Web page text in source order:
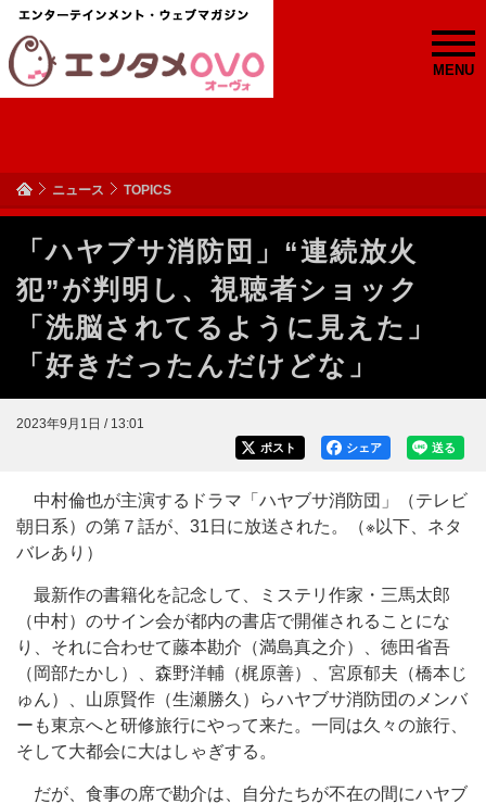
MENU
ニュース TOPICS
「ハヤブサ消防団」“連続放火
犯”が判明し、視聴者ショック
「洗脳されてるように見えた」
「好きだったんだけどな」
2023年9月1日 / 13:01
送る
シェア
ポスト
中村倫也が主演するドラマ「ハヤブサ消防団」（テレビ
朝日系）の第７話が、31日に放送された。（※以下、ネタ
バレあり）
最新作の書籍化を記念して、ミステリ作家・三馬太郎
（中村）のサイン会が都内の書店で開催されることにな
り、それに合わせて藤本勘介（満島真之介）、徳田省吾
（岡部たかし）、森野洋輔（梶原善）、宮原郁夫（橋本じ
ゅん）、山原賢作（生瀬勝久）らハヤブサ消防団のメンバ
ーも東京へと研修旅行にやって来た。一同は久々の旅行、
そして大都会に大はしゃぎする。
だが、食事の席で勘介は、自分たちが不在の間にハヤブ